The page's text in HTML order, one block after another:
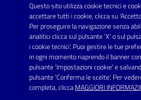
Questo sito utilizza cookie tecnici e
accettare tutti i cookie, clicca su
Per proseguire la navigazione senza
analitici clicca sul pulsante 'X' o sul
i cookie tecnici'. Puoi gestire le tue
in ogni momento riaprendo il banner
pulsante 'Impostazioni cookie' e
pulsante 'Conferma le scelte'. Per
completa, cliccaMAGGIORI
Telefono: 0999707766
Fax: 0999704336
Posta Elettronica Certificata:
prot.comune.avetrana@pec.rupar.puglia.it
Link utili
Informativa privacy